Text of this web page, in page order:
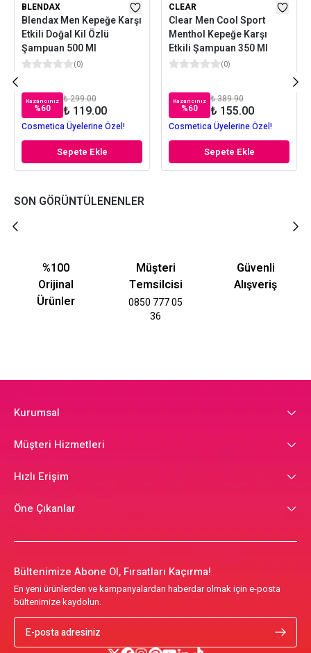
BLENDAX
Blendax Men Kepeğe Karşı
Etkili Doğal Kil Özlü
Şampuan 500 Ml
(0)
Kazancınız
%60
₺ 299.00
₺ 119.00
Cosmetica Üyelerine Özel!
Sepete Ekle
CLEAR
Clear Men Cool Sport
Menthol Kepeğe Karşı
Etkili Şampuan 350 Ml
(0)
Kazancınız
%60
₺ 389.90
₺ 155.00
Cosmetica Üyelerine Özel!
Sepete Ekle
SON GÖRÜNTÜLENENLER
%100
Orijinal
Ürünler
Müşteri
Temsilcisi
0850 777 05
36
Güvenli
Alışveriş
Kurumsal
Müşteri Hizmetleri
Hızlı Erişim
Öne Çıkanlar
Bültenimize Abone Ol, Fırsatları Kaçırma!
En yeni ürünlerden ve kampanyalardan haberdar olmak için e-posta
bültenimize kaydolun.